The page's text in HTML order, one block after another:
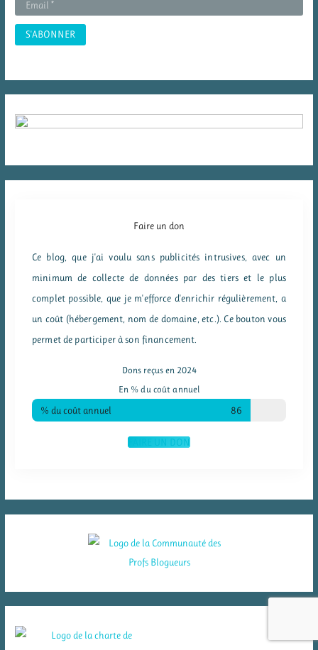
:
Faire un don
Ce blog, que j'ai voulu sans publicités intrusives, avec un
minimum de collecte de données par des tiers et le plus
complet possible, que je m'efforce d'enrichir régulièrement, a
un coût (hébergement, nom de domaine, etc.). Ce bouton vous
permet de participer à son financement.
Dons reçus en 2024
En % du coût annuel
% du coût annuel 86
FAIRE UN DON